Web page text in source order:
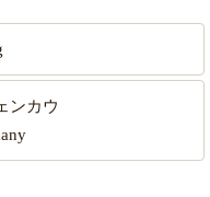
ンカウ